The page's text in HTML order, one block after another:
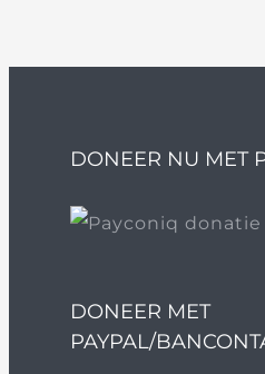
DONEER NU MET
DONEER MET
PAYPAL/